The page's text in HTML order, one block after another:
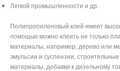
Легкой промышленности и др.
Полипропиленовый клей имеет
помощью можно клеить не только
материалы, например, дерево или
эмульсии и суспензии,
материалы, добавки к дизельному